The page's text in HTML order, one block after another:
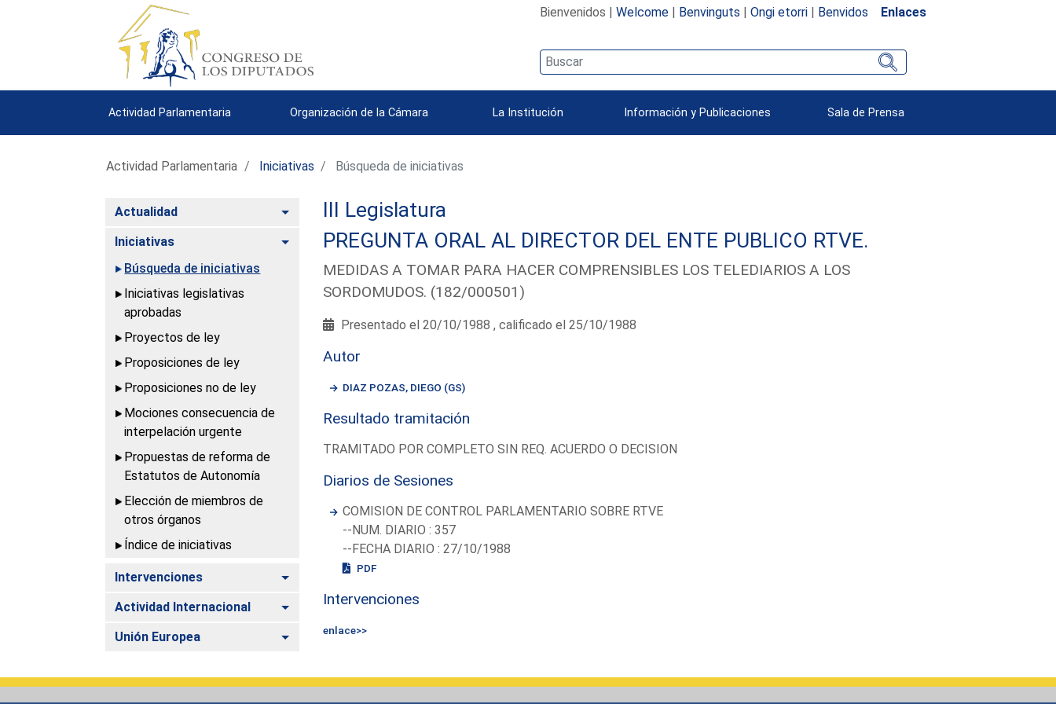
Bienvenidos | Welcome| Benvinguts | Ongi etorri| Benvidos Enlaces
Actividad Parlamentaria Organización de la Cámara La Institución Información y Publicaciones Sala de Prensa
Actividad Parlamentaria Iniciativas Búsqueda de iniciativas
Actualidad Alternar
Iniciativas
Alternar
Búsqueda de iniciativas
Iniciativas legislativas
aprobadas
Proyectos de ley
Proposiciones de ley
Proposiciones no de ley
Mociones consecuencia de
interpelación urgente
Propuestas de reforma de
Estatutos de Autonomía
Elección de miembros de
otros órganos
Índice de iniciativas
Intervenciones Alternar
Actividad Internacional Alternar
Unión Europea Alternar
III Legislatura
PREGUNTA ORAL AL DIRECTOR DEL ENTE PUBLICO RTVE.
MEDIDAS A TOMAR PARA HACER COMPRENSIBLES LOS TELEDIARIOS A LOS
SORDOMUDOS. (182/000501)
Presentado el 20/10/1988 , calificado el 25/10/1988
Autor
DIAZ POZAS, DIEGO (GS)
Resultado tramitación
TRAMITADO POR COMPLETO SIN REQ. ACUERDO O DECISION
Diarios de Sesiones
COMISION DE CONTROL PARLAMENTARIO SOBRE RTVE
--NUM. DIARIO : 357
--FECHA DIARIO : 27/10/1988
PDF
Intervenciones
enlace>>